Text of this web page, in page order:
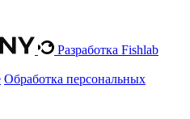
Разработка Fishlab
Обработка персональных